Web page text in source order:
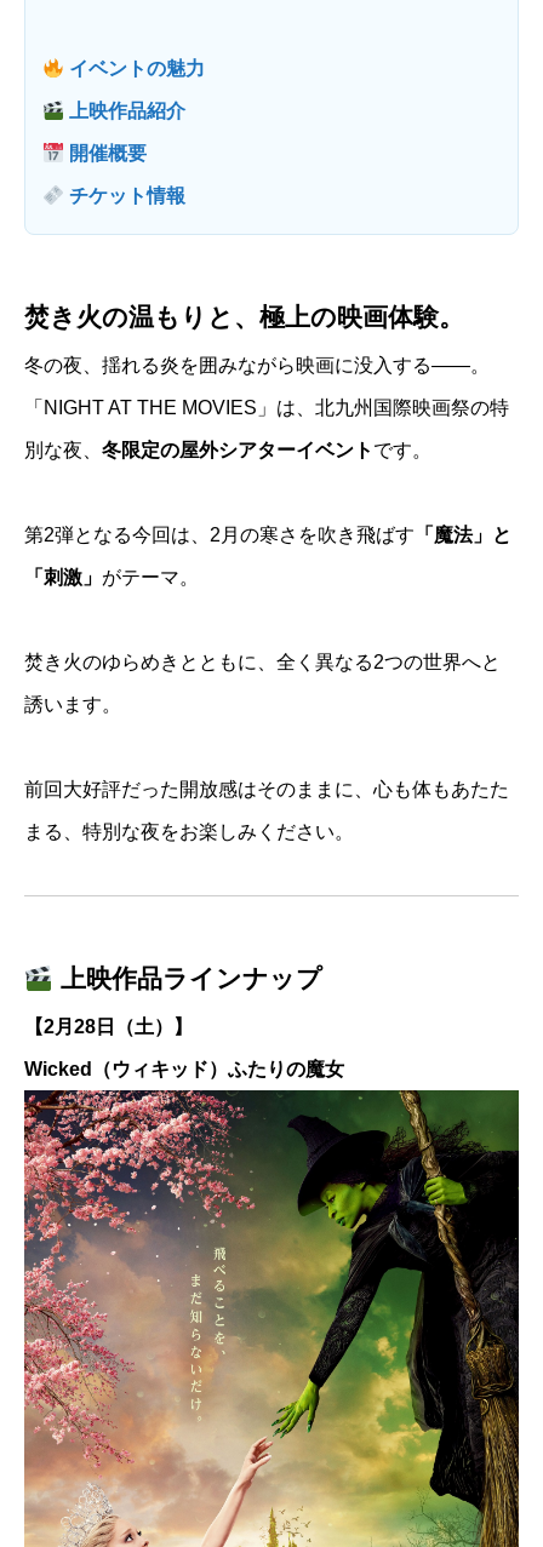
イベントの魅力
上映作品紹介
開催概要
チケット情報
焚き火の温もりと、極上の映画体験。
冬の夜、揺れる炎を囲みながら映画に没入する——。
「NIGHT AT THE MOVIES」は、北九州国際映画祭の特
別な夜、 冬限定の屋外シアターイベント です。
第2弾となる今回は、2月の寒さを吹き飛ばす 「魔法」と
「刺激」 がテーマ。
焚き火のゆらめきとともに、全く異なる2つの世界へと
誘います。
前回大好評だった開放感はそのままに、心も体もあたた
まる、特別な夜をお楽しみください。
上映作品ラインナップ
【2月28日（土）】
Wicked（ウィキッド）ふたりの魔女